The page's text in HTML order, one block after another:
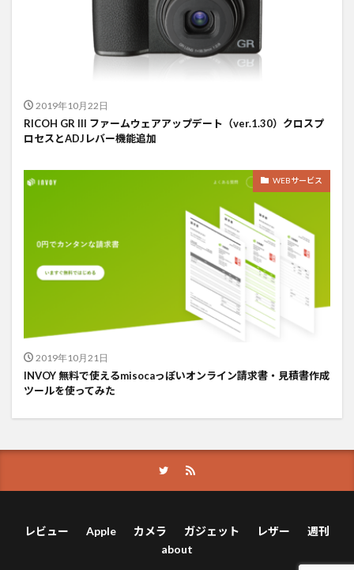
2019年10月22日
RICOH GR III ファームウェアアップデート（ver.1.30）クロスプ
ロセスとADJレバー機能追加
WEBサービス
2019年10月21日
INVOY 無料で使えるmisocaっぽいオンライン請求書・見積書作成
ツールを使ってみた
レビュー Apple カメラ ガジェット レザー
週刊
about